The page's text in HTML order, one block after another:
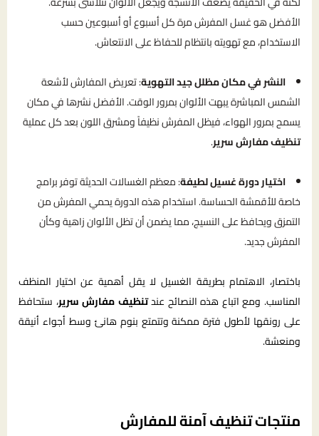
الأفضل هو غسل المفرش مرة كل أسبوع أو أسبوعين حسب
الاستخدام، مع تهويته بانتظام للحفاظ على الانتعاش.
النشر في مكان مظلل جيد التهوية: تعريض المفارش لأشعة
الشمس المباشرة يبهت الألوان بمرور الوقت. الأفضل نشرها في مكان
يسمح بمرور الهواء، فيظل المفرش نظيفاً ومشرق اللون بعد كل عملية
تنظيف مفارش سرير.
اختيار دورة غسيل لطيفة: معظم الغسالات الحديثة توفر برامج
خاصة للأقمشة الحساسة. استخدام هذه الدورة يحمي المفرش من
التمزق ويحافظ على النسيج، مما يضمن أن تظل الألوان زاهية وكأن
المفرش جديد.
باختصار، الاهتمام بطريقة الغسيل لا يقل أهمية عن اختيار المنظف
المناسب. ومع اتباع هذه النصائح عندتنظيف مفارش سرير، ستحافظ
على رونقها لأطول فترة ممكنة وتتمتع بنوم هانئ وسط أجواء أنيقة
ومنعشة.
منتجات تنظيف آمنة للمفارش